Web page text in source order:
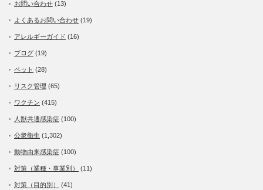
お問い合わせ (13)
よくあるお問い合わせ (19)
アレルギーガイド (16)
ブログ (19)
ペット (28)
リスク管理 (65)
ワクチン (415)
人獣共通感染症 (100)
公衆衛生 (1,302)
動物由来感染症 (100)
対策（業種・事業別） (11)
対策（目的別） (41)